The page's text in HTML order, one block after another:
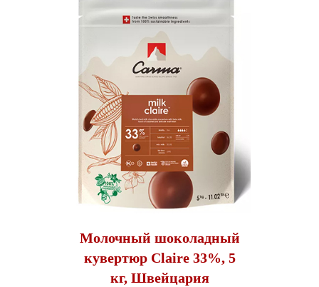
Молочный шоколадный
кувертюр Claire 33%, 5
кг, Швейцария